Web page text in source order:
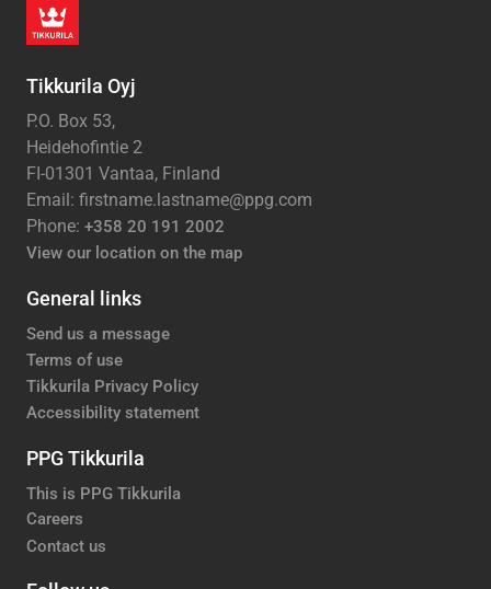
Tikkurila Oyj
P.O. Box 53,
Heidehofintie 2
FI-01301 Vantaa, Finland
Email: firstname.lastname@ppg.com
Phone: +358 20 191 2002
View our location on the map
General links
Send us a message
Terms of use
Tikkurila Privacy Policy
Accessibility statement
PPG Tikkurila
This is PPG Tikkurila
Careers
Contact us